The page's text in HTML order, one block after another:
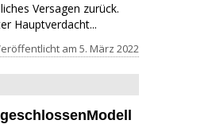
Versagen zurück.
Hauptverdacht...
am 5. März 2022